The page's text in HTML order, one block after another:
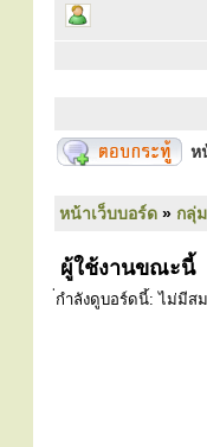
ห
หน้าเว็บบอร์ด » กลุ่
ผู้ใช้งานขณะนี้
กำลังดูบอร์ดนี้: ไม่มีส